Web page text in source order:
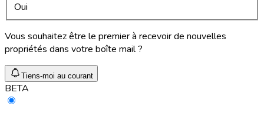
Oui
Vous souhaitez être le premier à recevoir de nouvelles
propriétés dans votre boîte mail ?
Tiens-moi au courant
BETA